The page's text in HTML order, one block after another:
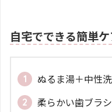
自宅でできる簡単
ぬるま湯＋中性
柔らかい歯ブラ